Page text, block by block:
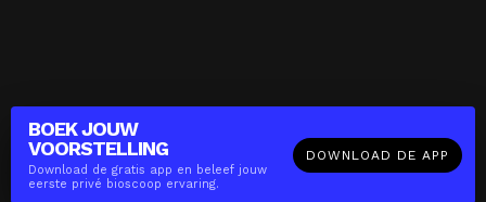
BOEK JOUW
VOORSTELLING
Download de gratis app en beleef jouw
eerste privé bioscoop ervaring.
DOWNLOAD DE APP